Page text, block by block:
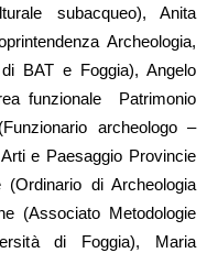
subacqueo), Anita
Archeologia,
BAT e Foggia), Angelo
funzionale Patrimonio
archeologo –
e Paesaggio Provincie
di Archeologia
(Associato Metodologie
di Foggia), Maria